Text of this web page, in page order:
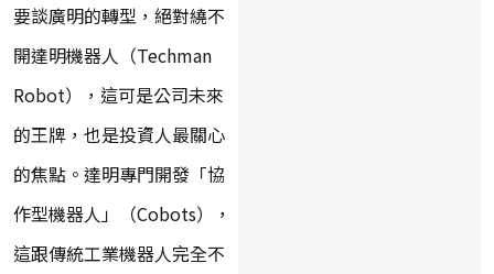
要談廣明的轉型，絕對繞不
開達明機器人（Techman
Robot），這可是公司未來
的王牌，也是投資人最關心
的焦點。達明專門開發「協
作型機器人」（Cobots），
這跟傳統工業機器人完全不